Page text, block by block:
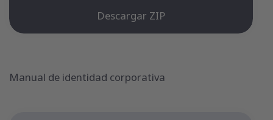
Descargar ZIP
Manual de identidad corporativa